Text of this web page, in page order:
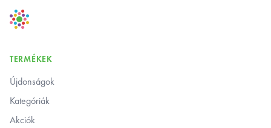
TERMÉKEK
Újdonságok
Kategóriák
Akciók